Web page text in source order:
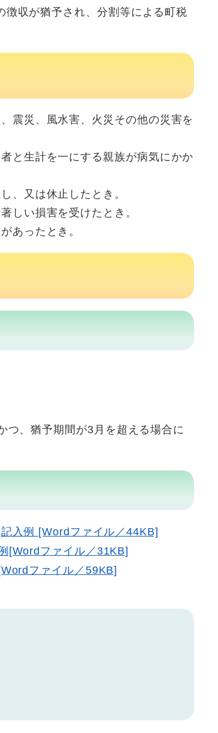
収が猶予され、分割等による町税
震災、風水害、火災その他の災害を
と生計を一にする親族が病気にかか
、又は休止したとき。
しい損害を受けたとき。
あったとき。
つ、猶予期間が3月を超える場合に
記入例 [Wordファイル／44KB]
[Wordファイル／31KB]
ファイル／59KB]